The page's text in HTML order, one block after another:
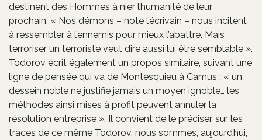
destinent des Hommes à nier l’humanité de leur
prochain. « Nos démons – note l’écrivain – nous incitent
à ressembler à l’ennemis pour mieux l’abattre. Mais
terroriser un terroriste veut dire aussi lui être semblable ».
Todorov écrit également un propos similaire, suivant une
ligne de pensée qui va de Montesquieu à Camus : « un
dessein noble ne justifie jamais un moyen ignoble… les
méthodes ainsi mises à profit peuvent annuler la
résolution entreprise ». Il convient de le préciser, sur les
traces de ce même Todorov, nous sommes, aujourd’hui,